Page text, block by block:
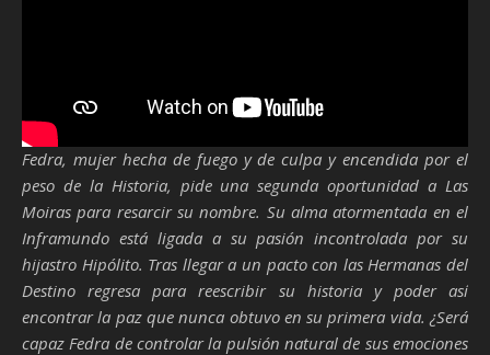
Fedra, mujer hecha de fuego y de culpa y encendida por el
peso de la Historia, pide una segunda oportunidad a Las
Moiras para resarcir su nombre. Su alma atormentada en el
Inframundo está ligada a su pasión incontrolada por su
hijastro Hipólito. Tras llegar a un pacto con las Hermanas del
Destino regresa para reescribir su historia y poder así
encontrar la paz que nunca obtuvo en su primera vida. ¿Será
capaz Fedra de controlar la pulsión natural de sus emociones